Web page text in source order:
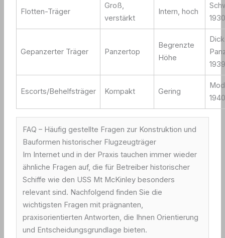
Flotten-Träger
Groß,
verstärkt
Intern, hoch
Gepanzerter Träger Panzertop
Begrenzte
Höhe
Escorts/Behelfsträger Kompakt Gering
FAQ – Häufig gestellte Fragen zur Konstruktion und
Bauformen historischer Flugzeugträger
Im Internet und in der Praxis tauchen immer wieder
ähnliche Fragen auf, die für Betreiber historischer
Schiffe wie den USS Mt McKinley besonders
relevant sind. Nachfolgend finden Sie die
wichtigsten Fragen mit prägnanten,
praxisorientierten Antworten, die Ihnen Orientierung
und Entscheidungsgrundlage bieten.